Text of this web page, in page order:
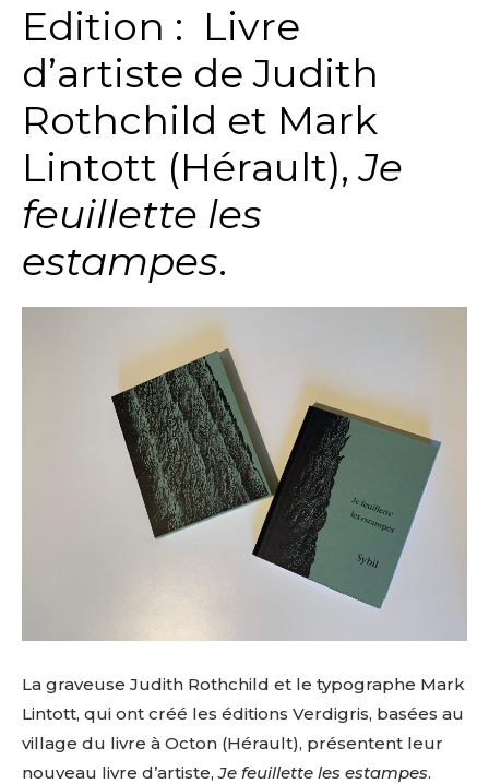
Edition : Livre
d’artiste de Judith
Rothchild et Mark
Lintott (Hérault),Je
feuillette les
estampes.
La graveuse Judith Rothchild et le typographe Mark
Lintott, qui ont créé les éditions Verdigris, basées au
village du livre à Octon (Hérault), présentent leur
nouveau livre d’artiste,Je feuillette les estampes.